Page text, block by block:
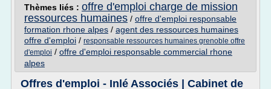
Thèmes liés : offre d'emploi charge de mission
ressources humaines / offre d'emploi responsable
formation rhone alpes / agent des ressources humaines
offre d'emploi / responsable ressources humaines grenoble offre
d'emploi / offre d'emploi responsable commercial rhone
alpes
Offres d'emploi - Inlé Associés | Cabinet de